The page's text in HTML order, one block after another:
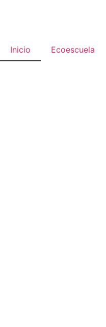
Inicio Ecoescuela